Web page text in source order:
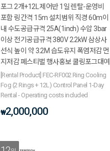
포그 2개+12L 제어반 1일 렌탈-운영비
포함 링간격 15m 설치범위 직경 60m이
내 수도공급규격 25A(1inch) 수압 3bar
이상 전기공급규격 380V 2.2kW 삼상사
선식 높이 약 3.2M 습도유지 폭염저감 먼
지저감 페스티벌 행사홍보 쿨링포그대여
[Rental Product] FEC-RF002 Ring Cooling
Fog (2 Rings + 12L) Control Panel 1-Day
Rental - Operating costs included
₩2,000,000